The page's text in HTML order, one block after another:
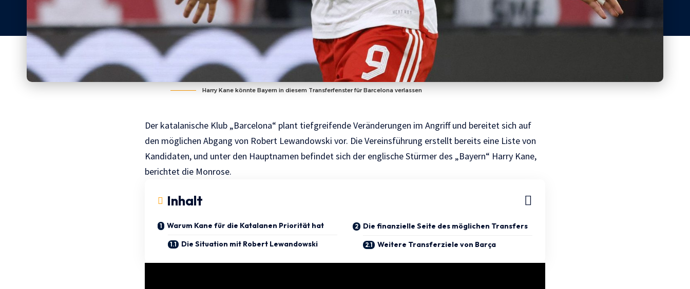
Harry Kane könnte Bayern in diesem Transferfenster für Barcelona verlassen
Der katalanische Klub „Barcelona“ plant tiefgreifende Veränderungen im Angriff und bereitet sich auf
den möglichen Abgang von Robert Lewandowski vor. Die Vereinsführung erstellt bereits eine Liste von
Kandidaten, und unter den Hauptnamen befindet sich der englische Stürmer des „Bayern“ Harry Kane,
berichtet die Monrose.
Inhalt
Warum Kane für die Katalanen Priorität hat
Die Situation mit Robert Lewandowski
Die finanzielle Seite des möglichen Transfers
Weitere Transferziele von Barça